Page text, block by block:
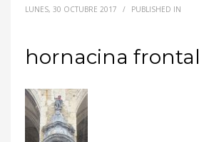
LUNES, 30 OCTUBRE 2017 / PUBLISHED IN
hornacina frontal